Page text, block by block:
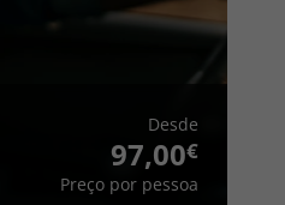
Desde
97,00
Preço por pessoa